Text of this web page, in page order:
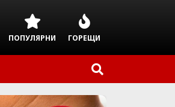
ПОПУЛЯРНИ ГОРЕЩИ